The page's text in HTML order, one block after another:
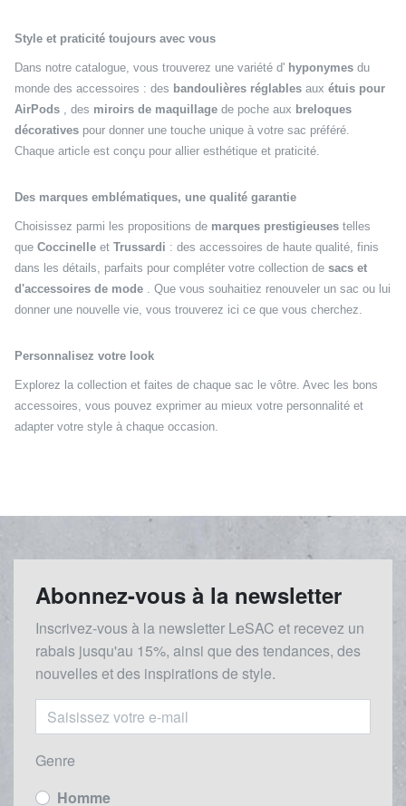
Style et praticité toujours avec vous
Dans notre catalogue, vous trouverez une variété d' hyponymes du
monde des accessoires : des bandoulières réglables aux étuis pour
AirPods , des miroirs de maquillage de poche aux breloques
décoratives pour donner une touche unique à votre sac préféré.
Chaque article est conçu pour allier esthétique et praticité.
Des marques emblématiques, une qualité garantie
Choisissez parmi les propositions de marques prestigieuses telles
que Coccinelle et Trussardi : des accessoires de haute qualité, finis
dans les détails, parfaits pour compléter votre collection de sacs et
d'accessoires de mode . Que vous souhaitiez renouveler un sac ou lui
donner une nouvelle vie, vous trouverez ici ce que vous cherchez.
Personnalisez votre look
Explorez la collection et faites de chaque sac le vôtre. Avec les bons
accessoires, vous pouvez exprimer au mieux votre personnalité et
adapter votre style à chaque occasion.
Abonnez-vous à la newsletter
Inscrivez-vous à la newsletter LeSAC et recevez un
rabais jusqu'au 15%, ainsi que des tendances, des
nouvelles et des inspirations de style.
Genre
Homme